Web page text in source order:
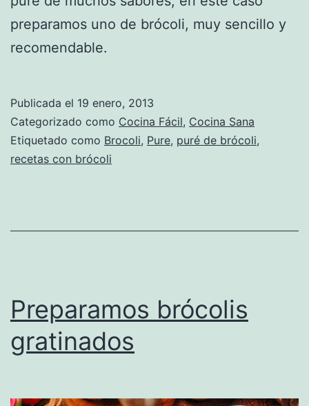
preparamos uno de brócoli, muy sencillo y
recomendable.
Publicada el 19 enero, 2013
Categorizado como Cocina Fácil, Cocina Sana
Etiquetado como Brocoli, Pure, puré de brócoli,
recetas con brócoli
Preparamos brócolis
gratinados